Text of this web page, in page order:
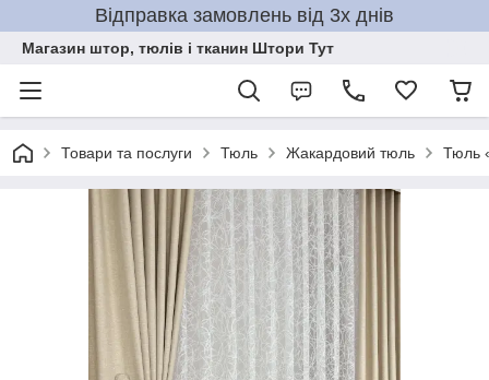
Відправка замовлень від 3х днів
Магазин штор, тюлів і тканин Штори Тут
Товари та послуги Тюль Жакардовий тюль Тюль